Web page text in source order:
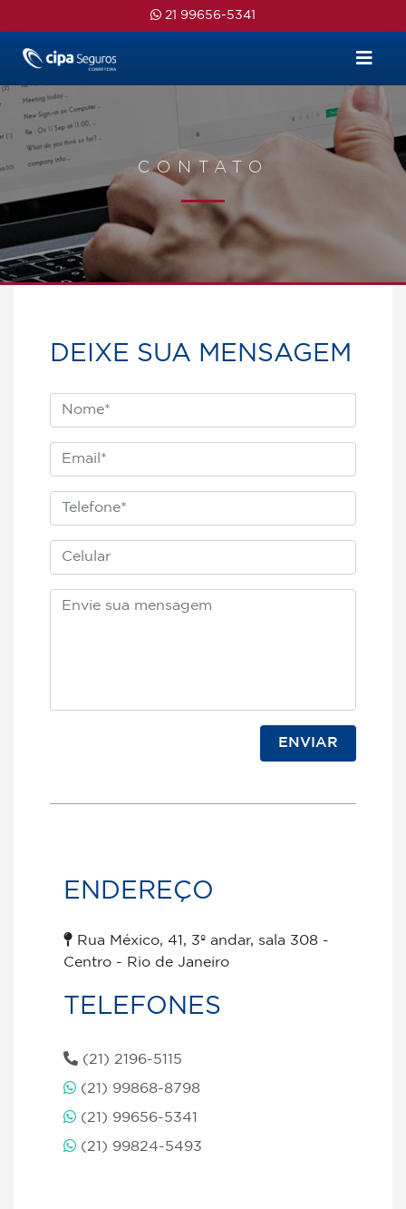
to
content
21 99656-5341
CONTATO
DEIXE SUA MENSAGEM
ENDEREÇO
Rua México, 41, 3º andar, sala 308 -
Centro - Rio de Janeiro
TELEFONES
(21) 2196-5115
(21) 99868-8798
(21) 99656-5341
(21) 99824-5493